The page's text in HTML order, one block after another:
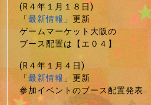
(R４年１月１８日)
「最新情報」更新
ゲームマーケット大阪の
ブース配置は【エ０４】
(R４年１月４日)
「最新情報」更新
参加イベントのブース配置発表